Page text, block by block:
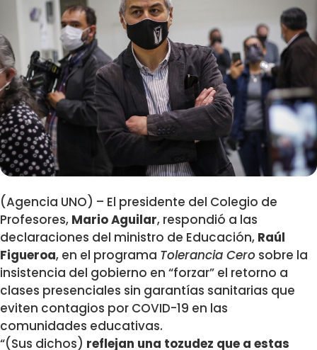
(Agencia UNO) – El presidente del Colegio de
Profesores, Mario Aguilar, respondió a las
declaraciones del ministro de Educación, Raúl
Figueroa, en el programa Tolerancia Cero sobre la
insistencia del gobierno en “forzar” el retorno a
clases presenciales sin garantías sanitarias que
eviten contagios por COVID-19 en las
comunidades educativas.
“(Sus dichos) reflejan una tozudez que a estas